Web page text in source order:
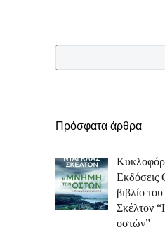
Πρόσφατα άρθρα
Εκδόσεις
βιβλίο
Σκέλτον
οστών”